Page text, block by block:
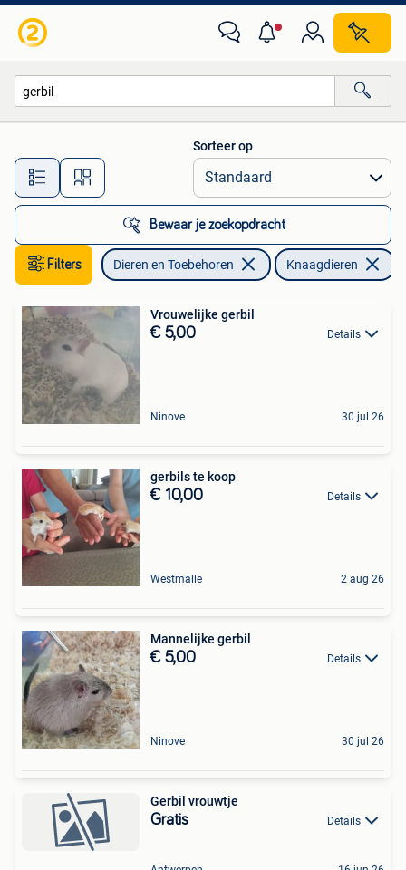
Alle afstanden…
Sorteer op
Bewaar je zoekopdracht
Filters Dieren en Toebehoren Knaagdieren
Vrouwelijke gerbil
€ 5,00 Details
Ninove 30 jul 26
gerbils te koop
€ 10,00 Details
Westmalle 2 aug 26
Mannelijke gerbil
€ 5,00 Details
Ninove 30 jul 26
Gerbil vrouwtje
Gratis Details